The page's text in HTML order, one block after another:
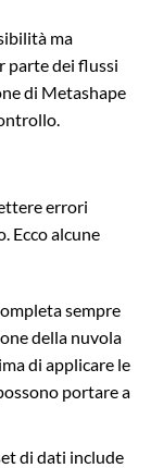
ma
parte dei flussi
di Metashape
errori
Ecco alcune
sempre
della nuvola
di applicare le
portare a
di dati include